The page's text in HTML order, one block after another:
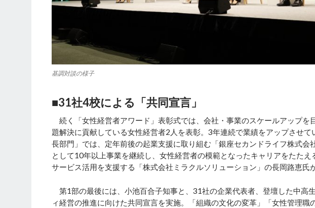
基調対談の様子
■31社4校による「共同宣言」
続く「女性経営者アワード」表彰式では、会社・事業のスケールアップを
題解決に貢献している女性経営者2人を表彰。3年連続で業績をアップさせ
長部門」では、定年前後の起業支援に取り組む「銀座セカンドライフ株式会
として10年以上事業を継続し、女性経営者の模範となったキャリアをたた
サービス活用を支援する「株式会社ミラクルソリューション」の長岡路恵氏
第1部の最後には、小池百合子知事と、31社の企業代表者、登壇した中高
ィ経営の推進に向けた共同宣言を実施。「組織の文化の変革」「女性管理職